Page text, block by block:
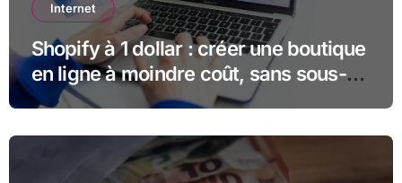
Internet
Shopify à 1 dollar : créer une boutique
en ligne à moindre coût, sans sous-
estimer la suite